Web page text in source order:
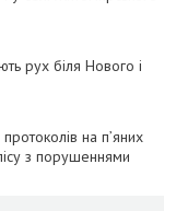
рух біля Нового і
протоколів на пʼяних
з порушеннями